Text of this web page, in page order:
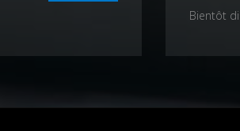
Bientôt